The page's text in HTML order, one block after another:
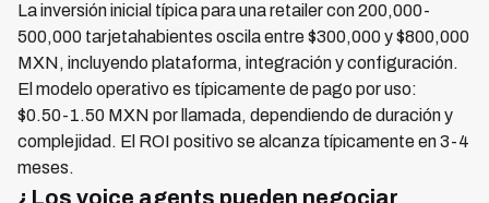
La inversión inicial típica para una retailer con 200,000-
500,000 tarjetahabientes oscila entre $300,000 y $800,000
MXN, incluyendo plataforma, integración y configuración.
El modelo operativo es típicamente de pago por uso:
$0.50-1.50 MXN por llamada, dependiendo de duración y
complejidad. El ROI positivo se alcanza típicamente en 3-4
meses.
¿Los voice agents pueden negociar